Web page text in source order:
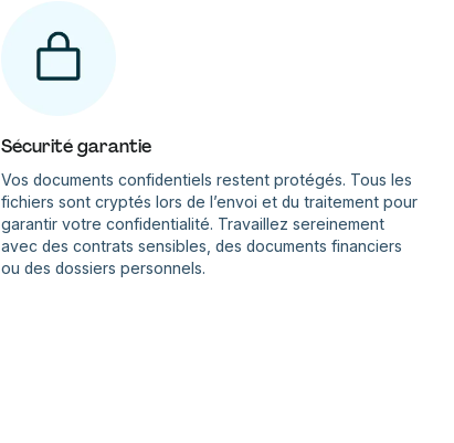
Sécurité garantie
Vos documents confidentiels restent protégés. Tous les
fichiers sont cryptés lors de l’envoi et du traitement pour
garantir votre confidentialité. Travaillez sereinement
avec des contrats sensibles, des documents financiers
ou des dossiers personnels.